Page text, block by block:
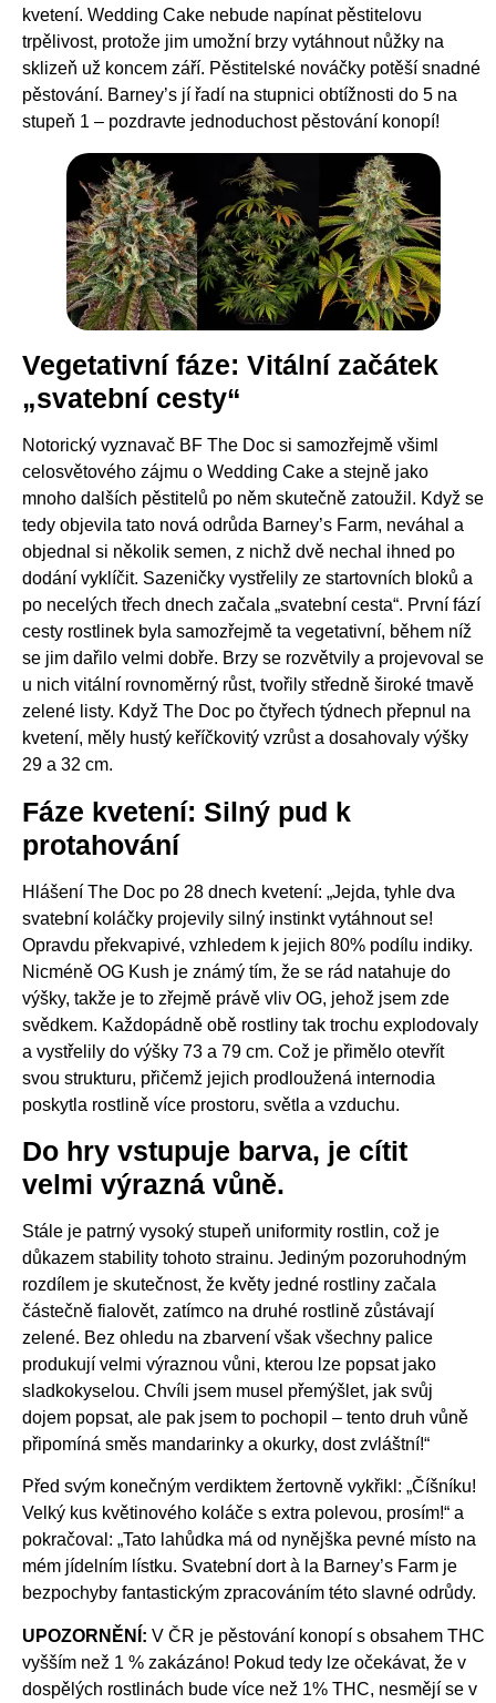
kvetení. Wedding Cake nebude napínat pěstitelovu
trpělivost, protože jim umožní brzy vytáhnout nůžky na
sklizeň už koncem září. Pěstitelské nováčky potěší snadné
pěstování. Barney’s jí řadí na stupnici obtížnosti do 5 na
stupeň 1 – pozdravte jednoduchost pěstování konopí!
Vegetativní fáze: Vitální začátek
„svatební cesty“
Notorický vyznavač BF The Doc si samozřejmě všiml
celosvětového zájmu o Wedding Cake a stejně jako
mnoho dalších pěstitelů po něm skutečně zatoužil. Když se
tedy objevila tato nová odrůda Barney’s Farm, neváhal a
objednal si několik semen, z nichž dvě nechal ihned po
dodání vyklíčit. Sazeničky vystřelily ze startovních bloků a
po necelých třech dnech začala „svatební cesta“. První fází
cesty rostlinek byla samozřejmě ta vegetativní, během níž
se jim dařilo velmi dobře. Brzy se rozvětvily a projevoval se
u nich vitální rovnoměrný růst, tvořily středně široké tmavě
zelené listy. Když The Doc po čtyřech týdnech přepnul na
kvetení, měly hustý keříčkovitý vzrůst a dosahovaly výšky
29 a 32 cm.
Fáze kvetení: Silný pud k
protahování
Hlášení The Doc po 28 dnech kvetení: „Jejda, tyhle dva
svatební koláčky projevily silný instinkt vytáhnout se!
Opravdu překvapivé, vzhledem k jejich 80% podílu indiky.
Nicméně OG Kush je známý tím, že se rád natahuje do
výšky, takže je to zřejmě právě vliv OG, jehož jsem zde
svědkem. Každopádně obě rostliny tak trochu explodovaly
a vystřelily do výšky 73 a 79 cm. Což je přimělo otevřít
svou strukturu, přičemž jejich prodloužená internodia
poskytla rostlině více prostoru, světla a vzduchu.
Do hry vstupuje barva, je cítit
velmi výrazná vůně.
Stále je patrný vysoký stupeň uniformity rostlin, což je
důkazem stability tohoto strainu. Jediným pozoruhodným
rozdílem je skutečnost, že květy jedné rostliny začala
částečně fialovět, zatímco na druhé rostlině zůstávají
zelené. Bez ohledu na zbarvení však všechny palice
produkují velmi výraznou vůni, kterou lze popsat jako
sladkokyselou. Chvíli jsem musel přemýšlet, jak svůj
dojem popsat, ale pak jsem to pochopil – tento druh vůně
připomíná směs mandarinky a okurky, dost zvláštní!“
Před svým konečným verdiktem žertovně vykřikl: „Číšníku!
Velký kus květinového koláče s extra polevou, prosím!“ a
pokračoval: „Tato lahůdka má od nynějška pevné místo na
mém jídelním lístku. Svatební dort à la Barney’s Farm je
bezpochyby fantastickým zpracováním této slavné odrůdy.
UPOZORNĚNÍ: V ČR je pěstování konopí s obsahem THC
vyšším než 1 % zakázáno! Pokud tedy lze očekávat, že v
dospělých rostlinách bude více než 1% THC, nesmějí se v